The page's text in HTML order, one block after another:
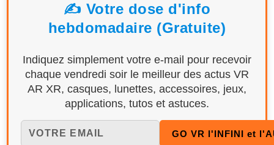
✍️ Votre dose d'info
hebdomadaire (Gratuite)
Indiquez simplement votre e-mail pour recevoir
chaque vendredi soir le meilleur des actus VR
AR XR, casques, lunettes, accessoires, jeux,
applications, tutos et astuces.